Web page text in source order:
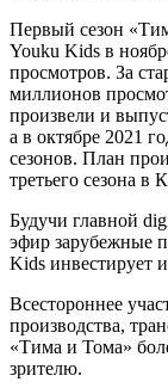
Первый сезон
Youku Kids в
просмотров. За
миллионов
произвели и
а в октябре 2021
сезонов. План
третьего сезона в
Будучи главной
эфир зарубежные
Kids инвестирует
Всестороннее
производства,
«Тима и Тома»
зрителю.